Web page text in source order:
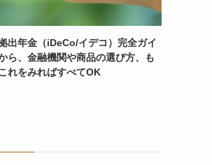
出年金（iDeCo/イデコ）完全ガイ
ら、金融機関や商品の選び方、も
れをみればすべてOK